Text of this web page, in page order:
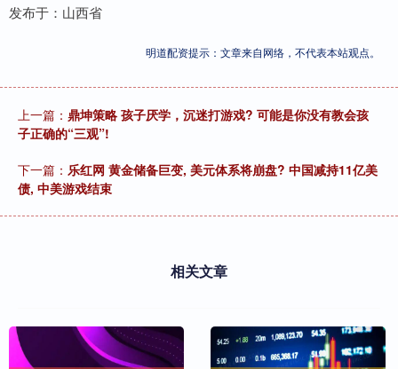
发布于：山西省
明道配资提示：文章来自网络，不代表本站观点。
上一篇： 鼎坤策略 孩子厌学，沉迷打游戏? 可能是你没有教会孩
子正确的“三观”!
下一篇： 乐红网 黄金储备巨变, 美元体系将崩盘? 中国减持11亿美
债, 中美游戏结束
相关文章